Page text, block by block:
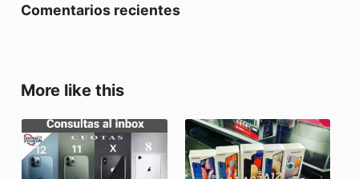
Comentarios recientes
More like this